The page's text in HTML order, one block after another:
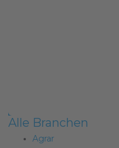
Alle Branchen
Agrar